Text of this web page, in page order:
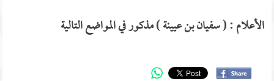
الأعلام : ( سفيان بن عيينة ) مذكور في المواضع التالية